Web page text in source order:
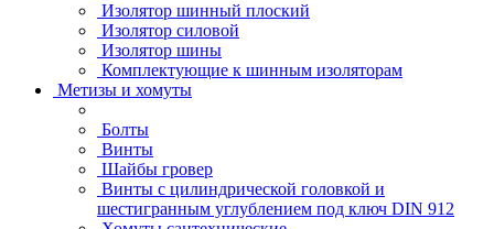
Изолятор шинный плоский
Изолятор силовой
Изолятор шины
Комплектующие к шинным изоляторам
Метизы и хомуты
Болты
Винты
Шайбы гровер
Винты с цилиндрической головкой и
шестигранным углублением под ключ DIN 912